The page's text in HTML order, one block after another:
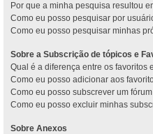
Por que a minha pesquisa resultou
Como eu posso pesquisar por
Como eu posso pesquisar minhas
Sobre a Subscrição de tópicos e
Qual é a diferença entre os favoritos
Como eu posso adicionar aos
Como eu posso subscrever um
Como eu posso excluir minhas
Sobre Anexos